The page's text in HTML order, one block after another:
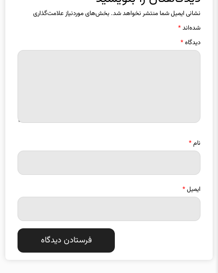
نشانی ایمیل شما منتشر نخواهد شد. بخش‌های موردنیاز علامت‌گذاری
شده‌اند*
دیدگاه*
نام*
ایمیل*